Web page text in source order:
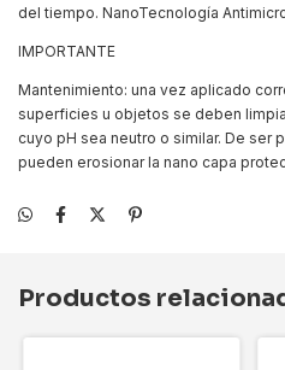
del tiempo. NanoTecnología
IMPORTANTE
Mantenimiento: una vez aplicado
superficies u objetos se deben
cuyo pH sea neutro o similar. De ser
pueden erosionar la nano capa
Productos